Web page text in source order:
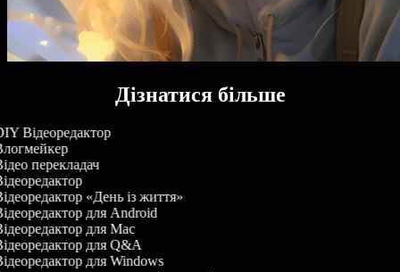
Дізнатися більше
Відеоредактор
перекладач
«День із життя»
для Android
для Mac
для Q&A
для Windows